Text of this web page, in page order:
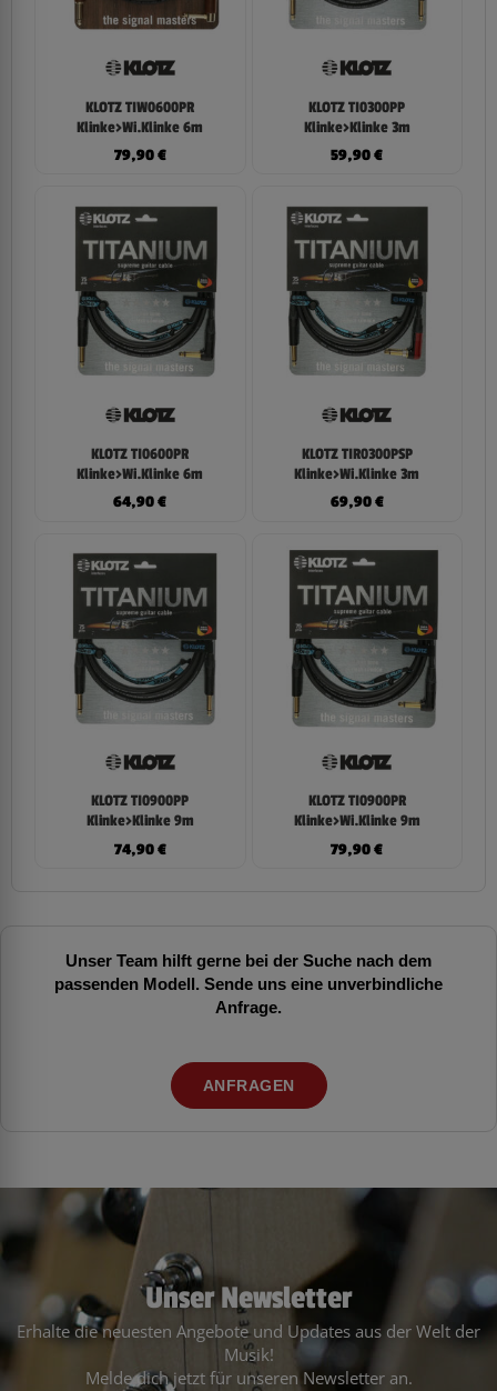
KLOTZ TIW0600PR
Klinke>Wi.Klinke 6m
79,90€
KLOTZ TI0300PP
Klinke>Klinke 3m
59,90€
KLOTZ TI0600PR
Klinke>Wi.Klinke 6m
64,90€
KLOTZ TIR0300PSP
Klinke>Wi.Klinke 3m
69,90€
KLOTZ TI0900PP
Klinke>Klinke 9m
74,90€
KLOTZ TI0900PR
Klinke>Wi.Klinke 9m
79,90€
Unser Team hilft gerne bei der Suche nach dem
passenden Modell. Sende uns eine unverbindliche
Anfrage.
ANFRAGEN
Unser Newsletter
Erhalte die neuesten Angebote und Updates aus der Welt der
Musik!
Melde dich jetzt für unseren Newsletter an.